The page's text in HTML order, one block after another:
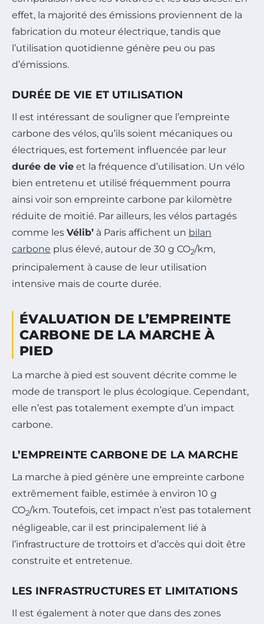
effet, la majorité des émissions proviennent de la
fabrication du moteur électrique, tandis que
l’utilisation quotidienne génère peu ou pas
d’émissions.
DURÉE DE VIE ET UTILISATION
Il est intéressant de souligner que l’empreinte
carbone des vélos, qu’ils soient mécaniques ou
électriques, est fortement influencée par leur
durée de vie et la fréquence d’utilisation. Un vélo
bien entretenu et utilisé fréquemment pourra
ainsi voir son empreinte carbone par kilomètre
réduite de moitié. Par ailleurs, les vélos partagés
comme les Vélib’ à Paris affichent un bilan
carbone plus élevé, autour de 30 g CO2/km,
principalement à cause de leur utilisation
intensive mais de courte durée.
ÉVALUATION DE L’EMPREINTE
CARBONE DE LA MARCHE À
PIED
La marche à pied est souvent décrite comme le
mode de transport le plus écologique. Cependant,
elle n’est pas totalement exempte d’un impact
carbone.
L’EMPREINTE CARBONE DE LA MARCHE
La marche à pied génère une empreinte carbone
extrêmement faible, estimée à environ 10 g
CO2/km. Toutefois, cet impact n’est pas totalement
négligeable, car il est principalement lié à
l’infrastructure de trottoirs et d’accès qui doit être
construite et entretenue.
LES INFRASTRUCTURES ET LIMITATIONS
Il est également à noter que dans des zones